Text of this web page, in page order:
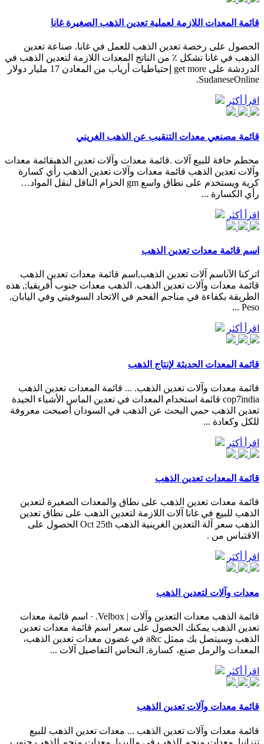
قائمة المعدات اللازمة لعملية تعدين الذهب الصغيرة غانا
الحصول على رخصة تعدين الذهب للعمل في غانا. صناعة تعدين
الذهب في غانا تشكل ٪ من الناتج المعدات اللازمة لتعدين الذهب في
الدردشة على get more إحتياطيات أرياب من المعادن 17 مليار دولار
SudaneseOnline.
اقرأ أكثر
قائمة مصنعي معدات التنقيب عن الذهب الغريني
محطم حافة للبيع آلات .قائمة معدات وآلات تعدين الذهبقائمة معدات
وآلات تعدين الذهب قائمة معدات وآلات تعدين الذهب رأي كسارة
كرية ويستخدم على نطاق واسع gm الحزام الناقل لنقل المواد…
رأي الكسارة ...
اقرأ أكثر
اسم قائمة معدات تعدين الذهب
اتركنا الآناسم آلات تعدين الذهب,اسم قائمة معدات تعدين الذهب
قائمة معدات وآلات تعدين الذهب. الذهب معدات جنوب أفريقيا;, هذه
الطريقة بكفاءة في مناجم الفحم في الاتحاد السوفيتي وفي اليابان,
Peso ...
اقرأ أكثر
قائمة المعدات الحديثة لإنتاج الذهب
قائمة معدات وآلات تعدين الذهب. ... قائمة المعدات تعدين الذهب
cop7india قائمة استخدام المعدات في تعدين الماس الأشياء الجيدة
تعدين الذهب حمي البحث عن الذهب في السودان أصبحت معروفة
للكل وكعادة ...
اقرأ أكثر
قائمة المعدات تعدين الذهب
قائمة معدات تعدين الذهب على نطاق والمعدات الصغيرة لتعدين
الذهب للبيع في غانا آلات اللازمة لتعدين الذهب على نطاق تعدين
الذهب سعر آلة التعدين الغرينية الذهب Oct 25th الحصول على
الاقتباس من .
اقرأ أكثر
معدات وآلات لتعدين الذهب
قائمة الذهب معدات التعدين وآلات | Velbox. · اسم قائمة معدات
تعدين الذهب يمكنك الحصول على سعر اسم قائمة معدات تعدين
الذهب وسيتصل بك ممثل a&c في غضون معدات تعدين الذهب،
المعدات والرمل صنع، كسارة, النحاس التفاصيل آلات ...
اقرأ أكثر
قائمة معدات وآلات تعدين الذهب
قائمة معدات وآلات تعدين الذهب ... معدات تعدين الذهب للبيع
تنزانيا. معدات منجم للذهب في ماليزيا. معدات منجم للذهب جنوب